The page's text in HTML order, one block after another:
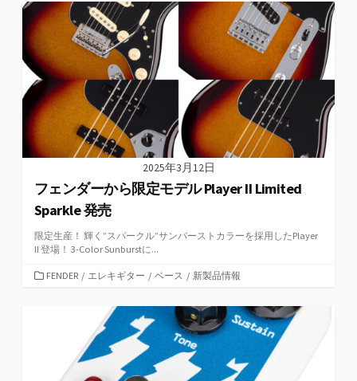
リ
2025年3月12日
フェンダーから限定モデル Player II Limited
Sparkle 発売
限定生産！ 輝く”スパークル”サンバーストカラーを採用したPlayer
II 登場！ 3-Color Sunburstに...
カFENDER / エレキギター / ベース / 新製品情報